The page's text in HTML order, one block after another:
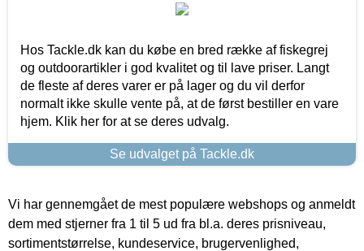
Hos Tackle.dk kan du købe en bred række af fiskegrej
og outdoorartikler i god kvalitet og til lave priser. Langt
de fleste af deres varer er på lager og du vil derfor
normalt ikke skulle vente på, at de først bestiller en vare
hjem. Klik her for at se deres udvalg.
Se udvalget på Tackle.dk
Vi har gennemgået de mest populære webshops og anmeldt
dem med stjerner fra 1 til 5 ud fra bl.a. deres prisniveau,
sortimentstørrelse, kundeservice, brugervenlighed,